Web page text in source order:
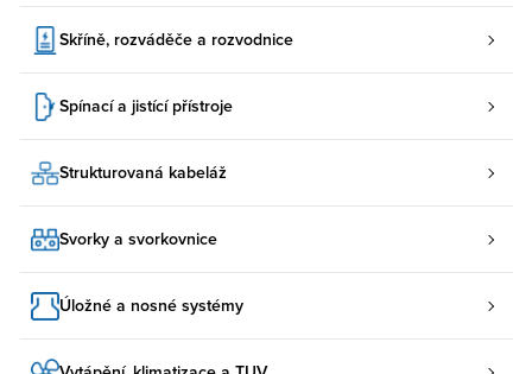
Skříně, rozváděče a rozvodnice
Spínací a jistící přístroje
Strukturovaná kabeláž
Svorky a svorkovnice
Úložné a nosné systémy